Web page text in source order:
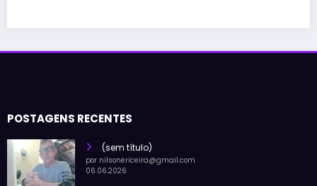
por nilsonericeira@gmail.com
06.06.2026
(sem título)
por nilsonericeira@gmail.com